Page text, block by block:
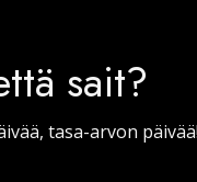
sait?
tasa-arvon